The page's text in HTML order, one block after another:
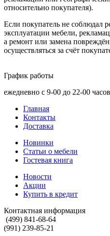
относительно покупателя).
Если покупатель не соблюдал
эксплуатации мебели,
а ремонт или замена
осуществляться за счёт
График работы
ежедневно с 9-00 до 22-00 часов
Главная
Контакты
Доставка
Новинки
Статьи о мебели
Гостевая книга
Новости
Акции
Купить в кредит
Контактная информация
(499) 841-68-64
(991) 239-85-21